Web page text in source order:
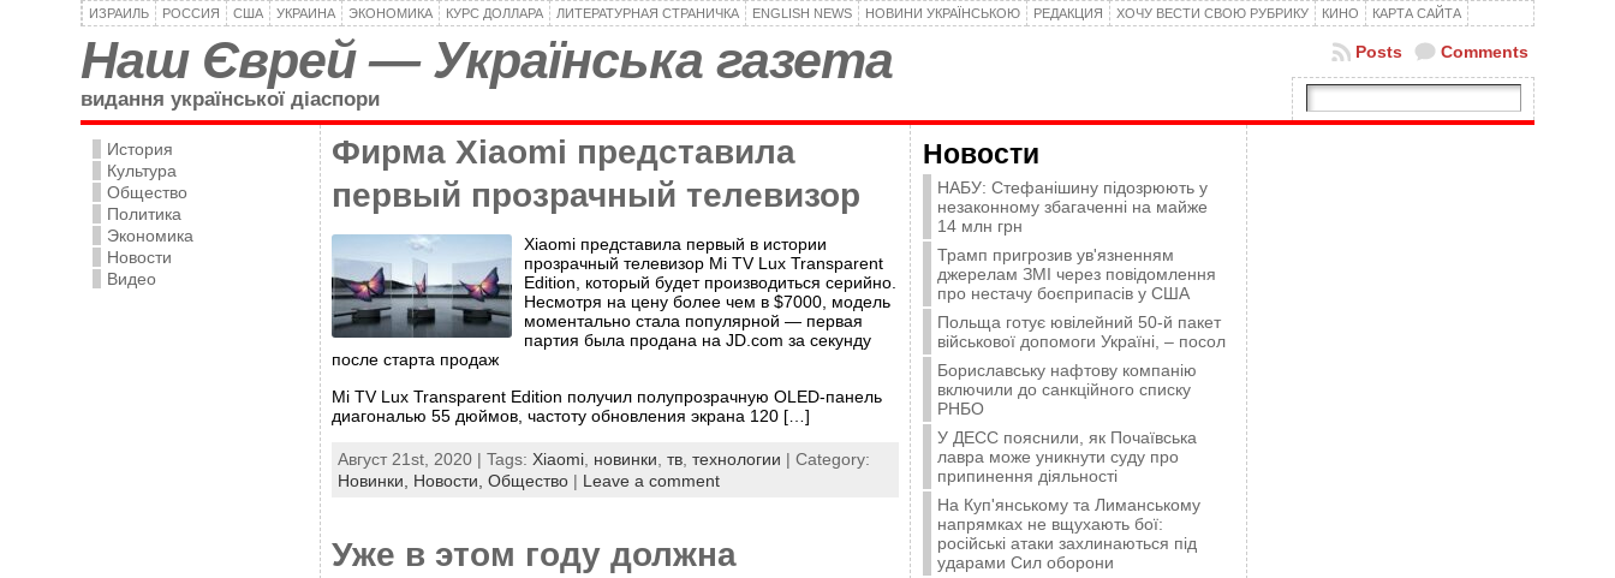
ИЗРАИЛЬ РОССИЯ США УКРАИНА ЭКОНОМИКА КУРС ДОЛЛАРА ЛИТЕРАТУРНАЯ СТРАНИЧКА ENGLISH NEWS НОВИНИ УКРАЇНСЬКОЮ РЕДАКЦИЯ ХОЧУ ВЕСТИ СВОЮ РУБРИКУ КИНО КАРТА САЙТА
Наш Єврей — Українська газета
видання української діаспори
Comments
Posts
История
Культура
Общество
Политика
Экономика
Новости
Видео
Фирма Xiaomi представила
первый прозрачный телевизор
Xiaomi представила первый в истории
прозрачный телевизор Mi TV Lux Transparent
Edition, который будет производиться серийно.
Несмотря на цену более чем в $7000, модель
моментально стала популярной — первая
партия была продана на JD.com за секунду
после старта продаж
Mi TV Lux Transparent Edition получил полупрозрачную OLED-панель
диагональю 55 дюймов, частоту обновления экрана 120 […]
Август 21st, 2020 | Tags: Xiaomi новинки тв технологии | Category:
Новинки, Новости, Общество | Leave a comment
Уже в этом году должна
Новости
НАБУ: Стефанішину підозрюють у
незаконному збагаченні на майже
14 млн грн
Трамп пригрозив ув'язненням
джерелам ЗМІ через повідомлення
про нестачу боєприпасів у США
Польща готує ювілейний 50-й пакет
військової допомоги Україні, – посол
Бориславську нафтову компанію
включили до санкційного списку
РНБО
У ДЕСС пояснили, як Почаївська
лавра може уникнути суду про
припинення діяльності
На Куп'янському та Лиманському
напрямках не вщухають бої:
російські атаки захлинаються під
ударами Сил оборони